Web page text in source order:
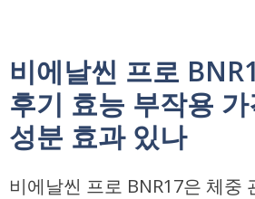
비에날씬 프로
후기 효능 부작용
성분 효과 있나
비에날씬 프로 BNR17은 체중